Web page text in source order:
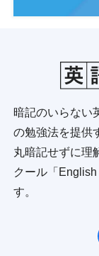
暗記のいらない
の勉強法を提供
丸暗記せずに理
クール「
す。